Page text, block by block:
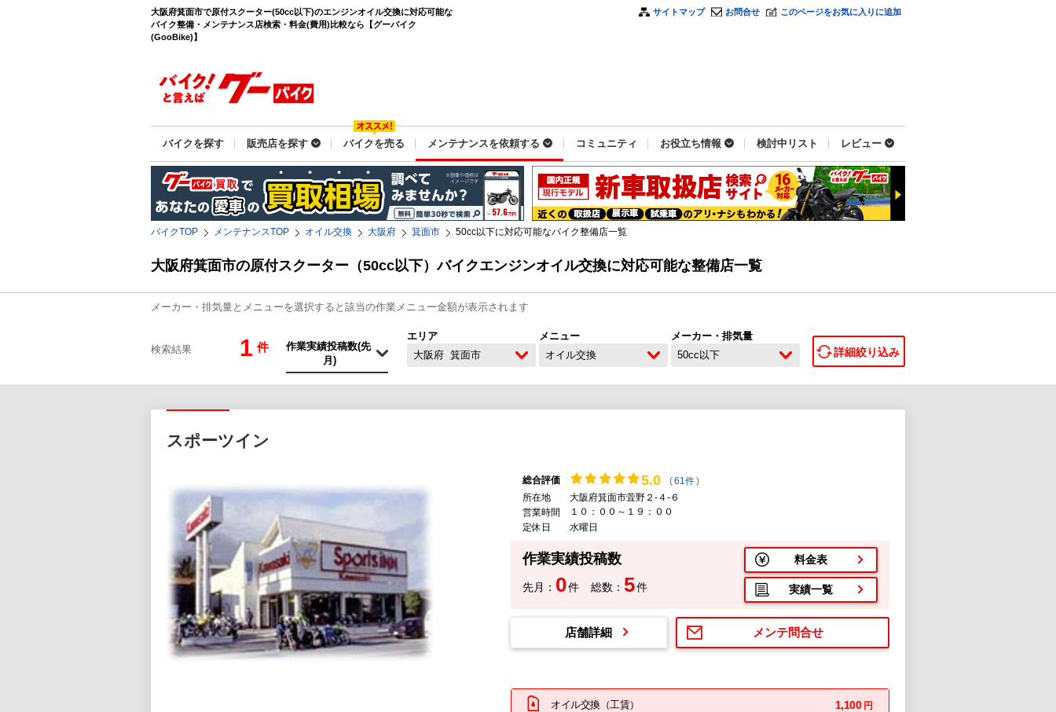
大阪府箕面市で原付スクーター(50cc以下)のエンジンオイル交換に対応可能な
バイク整備・メンテナンス店検索・料金(費用)比較なら【グーバイク
(GooBike)】
サイトマップ お問合せ このページをお気に入りに追加
バイクを探す 販売店を探す バイクを売る メンテナンスを依頼する コミュニティ お役立ち情報 検討中リスト レビュー
バイクTOP メンテナンスTOP オイル交換 大阪府 箕面市 50cc以下に対応可能なバイク整備店一覧
大阪府箕面市の原付スクーター（50cc以下）バイクエンジンオイル交換に対応可能な整備店一覧
メーカー・排気量とメニューを選択すると該当の作業メニュー金額が表示されます
検索結果 1 件
エリア
大阪府 箕面市
メニュー
オイル交換
メーカー・排気量
50cc以下
詳細絞り込み
スポーツイン
総合評価 5.0 (61件)
所在地
大阪府箕面市萓野２-４-６
営業時間
１０：００～１９：００
定休日
水曜日
作業実績投稿数
先月： 0件 総数： 5件
料金表
実績一覧
メンテ問合せ
店舗詳細
オイル交換（工賃） 1,100 円